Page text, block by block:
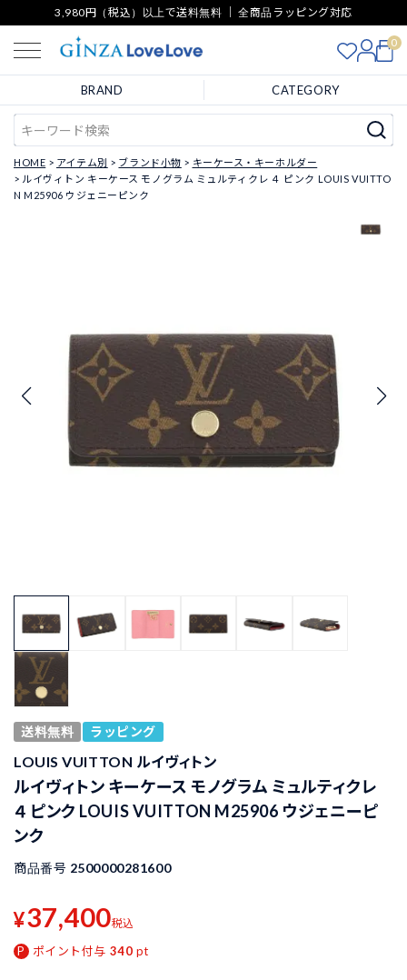
3,980円（税込）以上で送料無料 ｜ 全商品ラッピング対応
0
BRAND CATEGORY
HOME アイテム別 ブランド小物
キーケース・キーホルダー
ルイヴィトン キーケース モノグラム ミュルティクレ ４ ピンク LOUIS VUITTO
N M25906 ウジェニーピンク
送料無料 ラッピング
LOUIS VUITTON ルイヴィトン
ルイヴィトン キーケース モノグラム ミュルティクレ
４ ピンク LOUIS VUITTON M25906 ウジェニーピ
ンク
商品番号 2500000281600
¥37,400税込
ポイント付与 340 pt